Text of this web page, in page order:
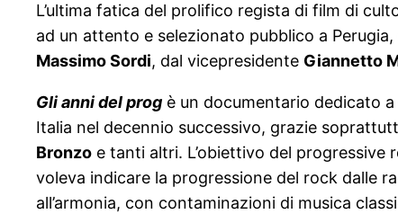
L’ultima fatica del prolifico regista di film di
ad un attento e selezionato pubblico a Perugia,
Massimo Sordi, dal vicepresidente Giannetto
Gli anni del prog è un documentario dedicato
Italia nel decennio successivo, grazie
Bronzo e tanti altri. L’obiettivo del progressive
voleva indicare la progressione del rock dalle
all’armonia, con contaminazioni di musica